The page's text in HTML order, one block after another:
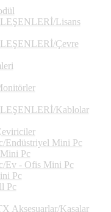
Lisans
Çevre
Kablolar
Mini Pc
Pc
Ev - Ofis Mini Pc
Pc
Pc
Aksesuarlar/Kasalar